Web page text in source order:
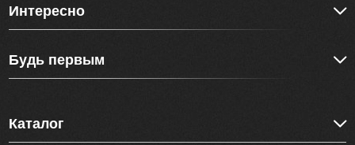
Интересно
Будь первым
Каталог